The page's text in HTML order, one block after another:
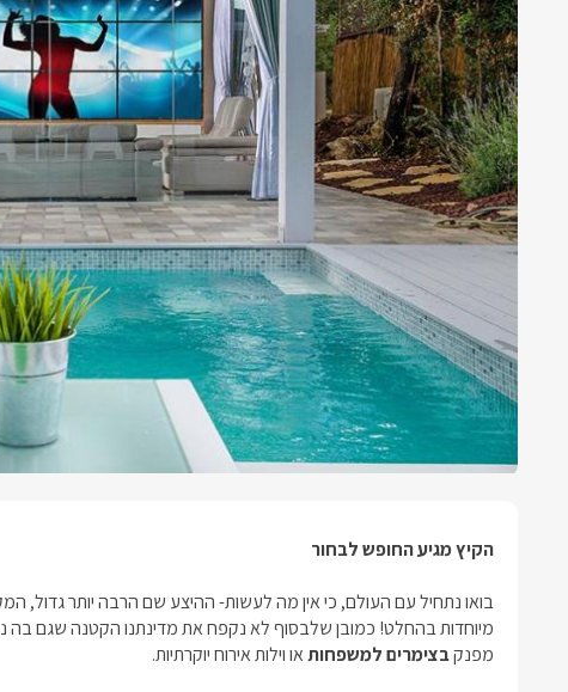
הקיץ מגיע החופש לבחור
בואו נתחיל עם העולם, כי אין מה לעשות- ההיצע שם הרבה יותר גדול,
מיוחדות בהחלט! כמובן שלבסוף לא נקפח את מדינתנו הקטנה שגם בה
מפנקבצימרים למשפחותאו וילות אירוח יוקרתיות.